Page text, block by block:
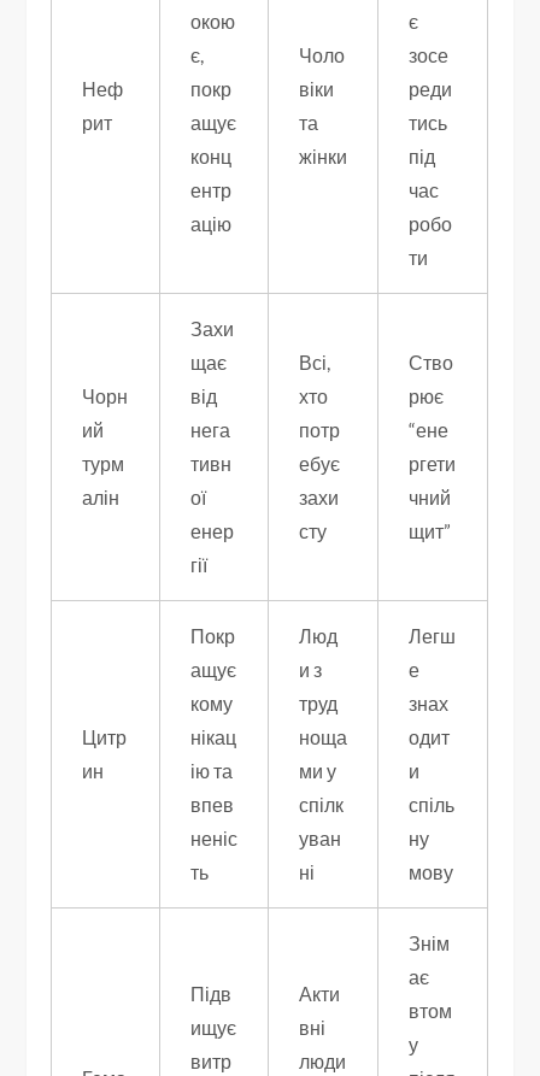
Неф
рит
окою
є,
покр
ащує
конц
ентр
ацію
Чоло
віки
та
жінки
є
зосе
реди
тись
під
час
робо
ти
Чорн
ий
турм
алін
Захи
щає
від
нега
тивн
ої
енер
гії
Всі,
хто
потр
ебує
захи
сту
Ство
рює
“ене
ргети
чний
щит”
Цитр
ин
Покр
ащує
кому
нікац
ію та
впев
неніс
ть
Люд
и з
труд
ноща
ми у
спілк
уван
ні
Легш
е
знах
одит
и
спіль
ну
мову
Підв
ищує
витр
Акти
вні
люди
Знім
ає
втом
у